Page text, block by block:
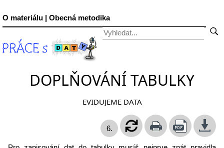
O materiálu | Obecná metodika
DOPLŇOVÁNÍ TABULKY
EVIDUJEME DATA
6.